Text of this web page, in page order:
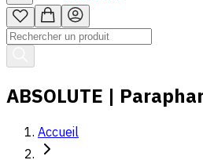
ABSOLUTE |
Accueil